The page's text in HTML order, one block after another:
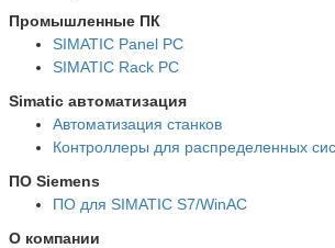
Промышленные ПК
SIMATIC Panel PС
SIMATIC Rack PC
Simatic автоматизация
Автоматизация станков
Контроллеры для распределенных
ПО Siemens
ПО для SIMATIC S7/WinAC
О компании